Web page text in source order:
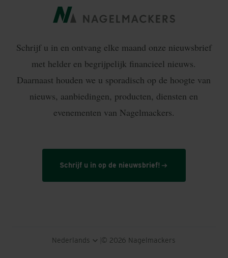
Schrijf u in en ontvang elke maand onze nieuwsbrief
met helder en begrijpelijk financieel nieuws.
Daarnaast houden we u sporadisch op de hoogte van
nieuws, aanbiedingen, producten, diensten en
evenementen van Nagelmackers.
Schrijf u in op de nieuwsbrief!
Nederlands © 2026 Nagelmackers